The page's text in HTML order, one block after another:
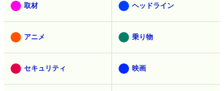
取材 ヘッドライン
アニメ 乗り物
セキュリティ 映画